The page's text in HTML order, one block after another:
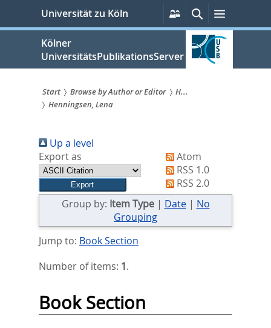
springen
Universität zu Köln
Persönliche
Services
SucheMenü
Kölner
UniversitätsPublikationsServer
Sie
sind
hier:
Start Browse by Author or Editor
H...
Henningsen, Lena
Up a level
Export as
Atom
RSS 1.0
RSS 2.0
Group by: Item Type| Date| No
Grouping
Jump to: Book Section
Number of items: 1.
Book Section